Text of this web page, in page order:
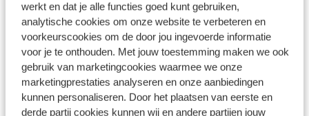
werkt en dat je alle functies goed kunt gebruiken,
analytische cookies om onze website te verbeteren en
voorkeurscookies om de door jou ingevoerde informatie
voor je te onthouden. Met jouw toestemming maken we ook
gebruik van marketingcookies waarmee we onze
marketingprestaties analyseren en onze aanbiedingen
kunnen personaliseren. Door het plaatsen van eerste en
derde partij cookies kunnen wij en andere partijen jouw
Bekijk alle 1 ervaringen
Ligging